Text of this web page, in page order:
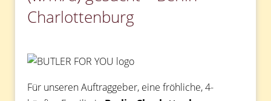
Charlottenburg
Für unseren Auftraggeber, eine fröhliche, 4-